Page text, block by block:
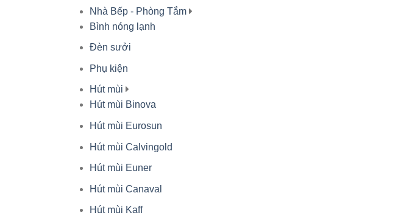
Nhà Bếp - Phòng Tắm
Bình nóng lạnh
Đèn sưởi
Phụ kiện
Hút mùi
Hút mùi Binova
Hút mùi Eurosun
Hút mùi Calvingold
Hút mùi Euner
Hút mùi Canaval
Hút mùi Kaff